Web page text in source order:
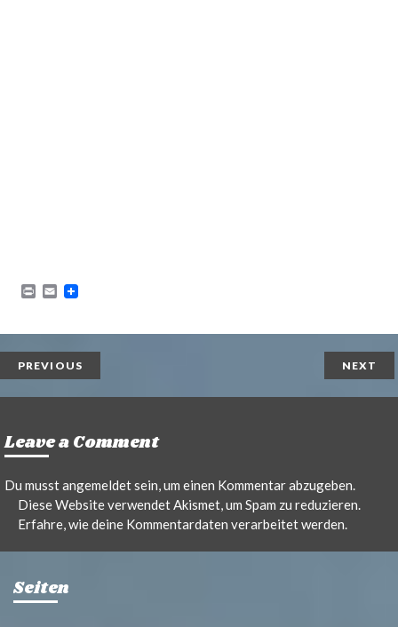
P
n
E
i
PREVIOUS NEXT
Leave a Comment
Du musstangemeldetsein, um einen Kommentar abzugeben.
Diese Website verwendet Akismet, um Spam zu reduzieren.
Erfahre, wie deine Kommentardaten verarbeitet werden.
Seiten